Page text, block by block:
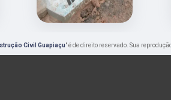
Civil Guapiaçu" é de direito reservado. Sua